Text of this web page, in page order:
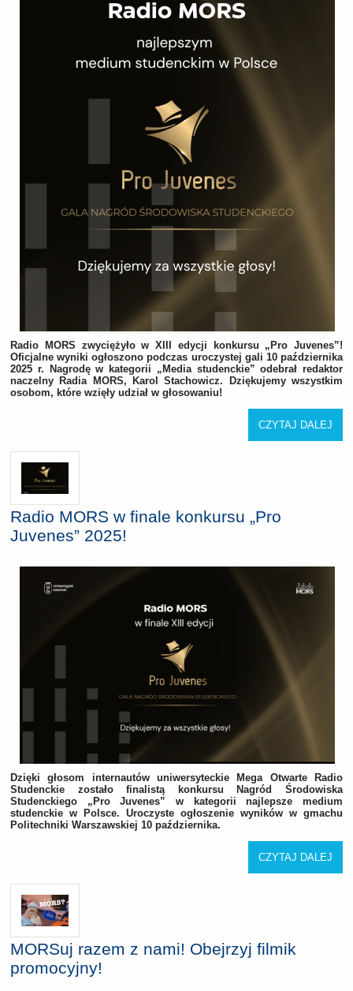
Radio MORS zwyciężyło w XIII edycji konkursu „Pro Juvenes”!
Oficjalne wyniki ogłoszono podczas uroczystej gali 10 października
2025 r. Nagrodę w kategorii „Media studenckie” odebrał redaktor
naczelny Radia MORS, Karol Stachowicz. Dziękujemy wszystkim
osobom, które wzięły udział w głosowaniu!
CZYTAJ DALEJ
Radio MORS w finale konkursu „Pro
Juvenes” 2025!
Dzięki głosom internautów uniwersyteckie Mega Otwarte Radio
Studenckie zostało finalistą konkursu Nagród Środowiska
Studenckiego „Pro Juvenes” w kategorii najlepsze medium
studenckie w Polsce. Uroczyste ogłoszenie wyników w gmachu
Politechniki Warszawskiej 10 października.
CZYTAJ DALEJ
MORSuj razem z nami! Obejrzyj filmik
promocyjny!